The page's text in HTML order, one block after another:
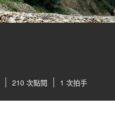
210 次點閱 1 次拍手